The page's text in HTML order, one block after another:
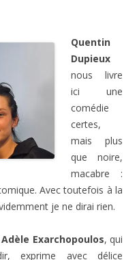
Quentin
Dupieux
nous livre
ici une
comédie
certes,
mais plus
que noire,
macabre :
Avec toutefois à la
je ne dirai rien.
Adèle Exarchopoulos, qui
exprime avec délice